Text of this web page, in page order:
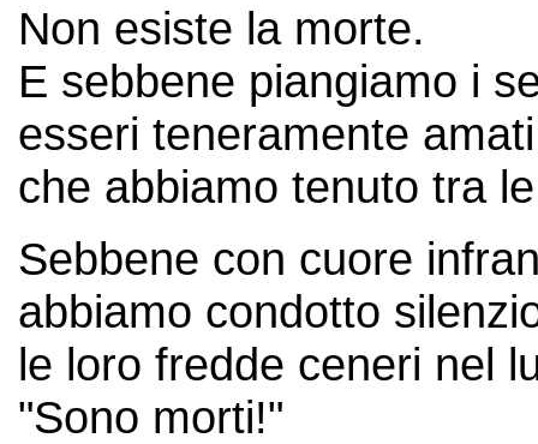
Non esiste la morte.
E sebbene piangiamo i
esseri teneramente
che abbiamo tenuto tra
Sebbene con cuore
abbiamo condotto
le loro fredde ceneri nel
"Sono morti!"